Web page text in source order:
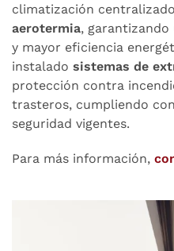
climatización
aerotermia,
y mayor eficiencia
instalado sistemas de
protección contra
trasteros, cumpliendo
seguridad vigentes.
Para más información,